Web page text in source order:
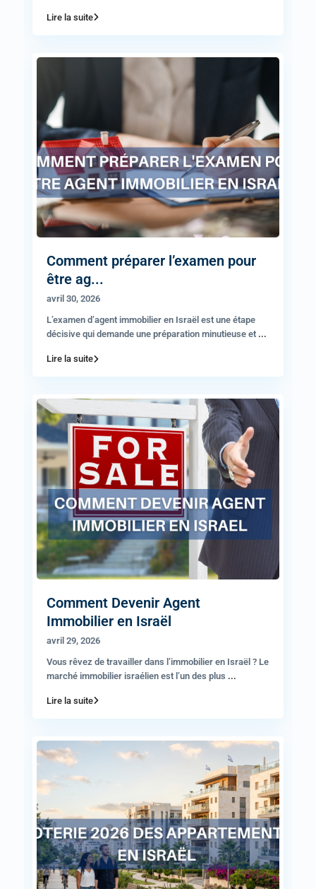
Lire la suite
Comment préparer l’examen pour
être ag...
avril 30, 2026
L’examen d’agent immobilier en Israël est une étape
décisive qui demande une préparation minutieuse et ...
Lire la suite
Comment Devenir Agent
Immobilier en Israël
avril 29, 2026
Vous rêvez de travailler dans l’immobilier en Israël ? Le
marché immobilier israélien est l’un des plus ...
Lire la suite